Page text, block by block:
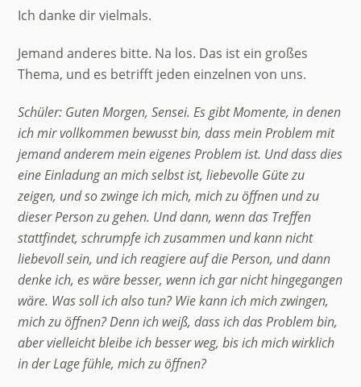
Ich danke dir vielmals.
Jemand anderes bitte. Na los. Das ist ein großes
Thema, und es betrifft jeden einzelnen von uns.
Schüler: Guten Morgen, Sensei. Es gibt Momente, in denen
ich mir vollkommen bewusst bin, dass mein Problem mit
jemand anderem mein eigenes Problem ist. Und dass dies
eine Einladung an mich selbst ist, liebevolle Güte zu
zeigen, und so zwinge ich mich, mich zu öffnen und zu
dieser Person zu gehen. Und dann, wenn das Treffen
stattfindet, schrumpfe ich zusammen und kann nicht
liebevoll sein, und ich reagiere auf die Person, und dann
denke ich, es wäre besser, wenn ich gar nicht hingegangen
wäre. Was soll ich also tun? Wie kann ich mich zwingen,
mich zu öffnen? Denn ich weiß, dass ich das Problem bin,
aber vielleicht bleibe ich besser weg, bis ich mich wirklich
in der Lage fühle, mich zu öffnen?